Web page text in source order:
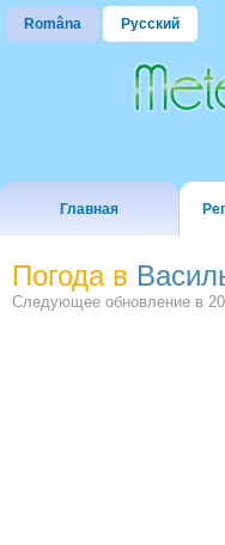
Româna Русский
Главная
Погода в
Следующее обновление в